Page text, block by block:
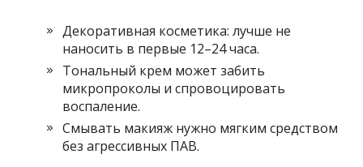
Декоративная косметика: лучше не
наносить в первые 12–24 часа.
Тональный крем может забить
микропроколы и спровоцировать
воспаление.
Смывать макияж нужно мягким средством
без агрессивных ПАВ.